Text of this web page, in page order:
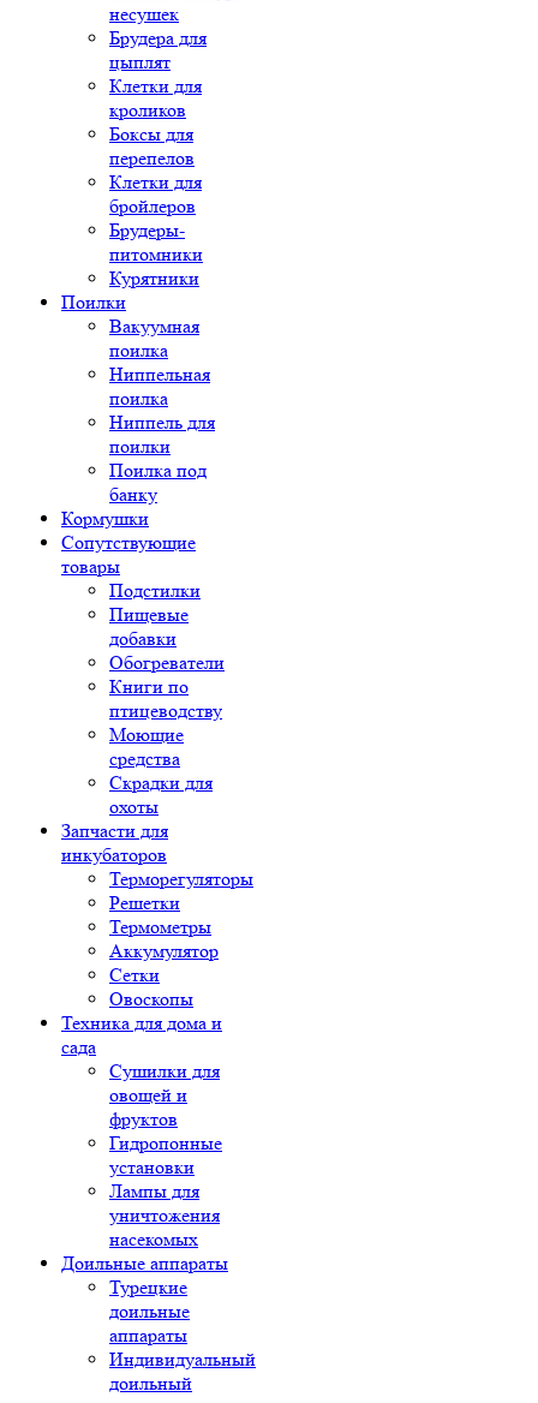
несушек
Брудера для
цыплят
Клетки для
кроликов
Боксы для
перепелов
Клетки для
бройлеров
Брудеры-
питомники
Курятники
Поилки
Вакуумная
поилка
Ниппельная
поилка
Ниппель для
поилки
Поилка под
банку
Кормушки
Сопутствующие
товары
Подстилки
Пищевые
добавки
Обогреватели
Книги по
птицеводству
Моющие
средства
Скрадки для
охоты
Запчасти для
инкубаторов
Терморегуляторы
Решетки
Термометры
Аккумулятор
Сетки
Овоскопы
Техника для дома и
сада
Сушилки для
овощей и
фруктов
Гидропонные
установки
Лампы для
уничтожения
насекомых
Доильные аппараты
Турецкие
доильные
аппараты
Индивидуальный
доильный